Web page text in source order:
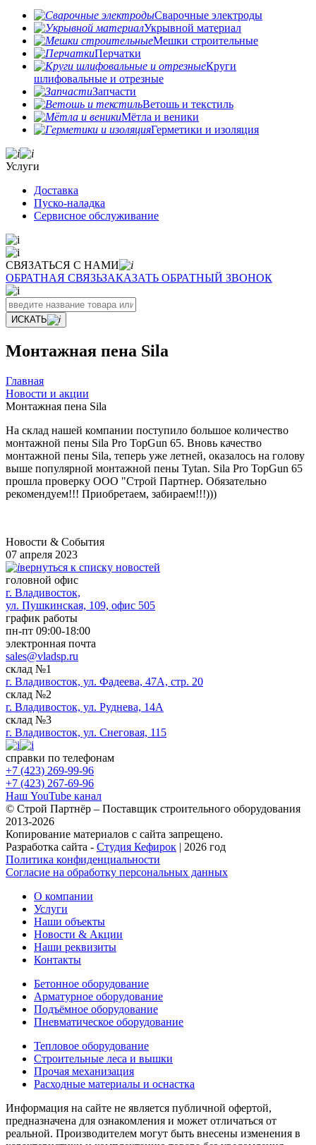
Сварочные электроды
Укрывной материал
Мешки строительные
Перчатки
Круги
шлифовальные и отрезные
Запчасти
Ветошь и текстиль
Мётла и веники
Герметики и изоляция
Услуги
Доставка
Пуско-наладка
Сервисное обслуживание
СВЯЗАТЬСЯ С НАМИ
ОБРАТНАЯ СВЯЗЬЗАКАЗАТЬ ОБРАТНЫЙ ЗВОНОК
ИСКАТЬ
Монтажная пена Sila
Главная
Новости и акции
Монтажная пена Sila
На склад нашей компании поступило большое количество
монтажной пены Sila Pro TopGun 65. Вновь качество
монтажной пены Sila, теперь уже летней, оказалось на голову
выше популярной монтажной пены Tytan. Sila Pro TopGun 65
прошла проверку ООО "Строй Партнер. Обязательно
рекомендуем!!! Приобретаем, забираем!!!)))
Новости & Cобытия
07 апреля 2023
вернуться к списку новостей
головной офис
​г. Владивосток,
ул. Пушкинская, 109, офис 505
график работы
пн-пт 09:00-18:00
электронная почта
sales@vladsp.ru
склад №1
г. Владивосток, ул. Фадеева, 47А, стр. 20
склад №2
г. Владивосток, ул. Руднева, 14А
склад №3
г. Владивосток, ул. Снеговая, 115
справки по телефонам
+7 (423) 269-99-96
+7 (423) 267-69-96
Наш YouTube канал
© Строй Партнёр – Поставщик строительного оборудования
2013-2026
Копирование материалов с сайта запрещено.
Разработка сайта - Студия Кефирок | 2026 год
Политика конфиденциальности
Согласие на обработку персональных данных
О компании
Услуги
Наши объекты
Новости & Акции
Наши реквизиты
Контакты
Бетонное оборудование
Арматурное оборудование
Подъёмное оборудование
Пневматическое оборудование
Тепловое оборудование
Строительные леса и вышки
Прочая механизация
Расходные материалы и оснастка
Информация на сайте не является публичной офертой,
предназначена для ознакомления и может отличаться от
реальной. Производителем могут быть внесены изменения в